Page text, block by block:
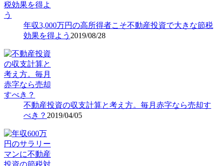
年収3,000万円の高所得者こそ不動産投資で大きな節税
効果を得よう 2019/08/28
不動産投資の収支計算と考え方。毎月赤字なら売却す
べき？ 2019/04/05